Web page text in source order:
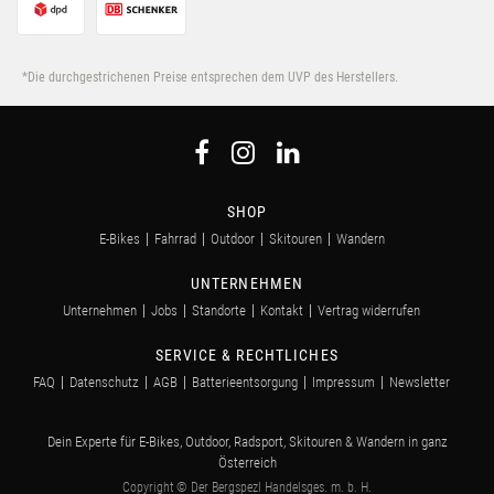
*Die durchgestrichenen Preise entsprechen dem UVP des Herstellers.
SHOP
E-Bikes Fahrrad Outdoor Skitouren Wandern
UNTERNEHMEN
Unternehmen Jobs Standorte Kontakt Vertrag widerrufen
SERVICE & RECHTLICHES
FAQ Datenschutz AGB Batterieentsorgung Impressum Newsletter
Dein Experte für E-Bikes, Outdoor, Radsport, Skitouren & Wandern in ganz
Österreich
Copyright © Der Bergspezl Handelsges. m. b. H.